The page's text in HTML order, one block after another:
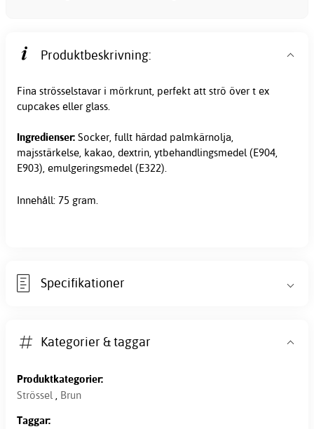
Produktbeskrivning:
Fina strösselstavar i mörkrunt, perfekt att strö över t ex
cupcakes eller glass.
Ingredienser: Socker, fullt härdad palmkärnolja,
majsstärkelse, kakao, dextrin, ytbehandlingsmedel (E904,
E903), emulgeringsmedel (E322).
Innehåll: 75 gram.
Specifikationer
Kategorier & taggar
Produktkategorier:
Strössel , Brun
Taggar: